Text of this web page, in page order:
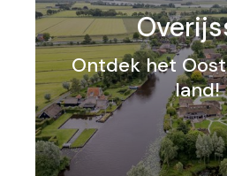
Ontdek het
land!